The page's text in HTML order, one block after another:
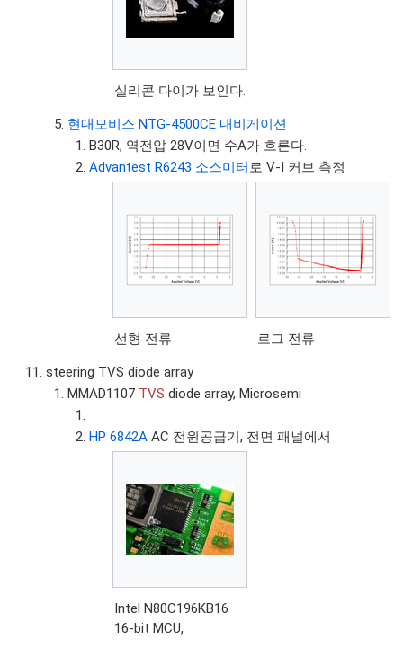
실리콘 다이가 보인다.
현대모비스 NTG-4500CE 내비게이션
B30R, 역전압 28V이면 수A가 흐른다.
Advantest R6243 소스미터 로 V-I 커브 측정
선형 전류 로그 전류
steering TVS diode array
MMAD1107 TVS diode array, Microsemi
HP 6842A AC 전원공급기, 전면 패널에서
Intel N80C196KB16
16-bit MCU,